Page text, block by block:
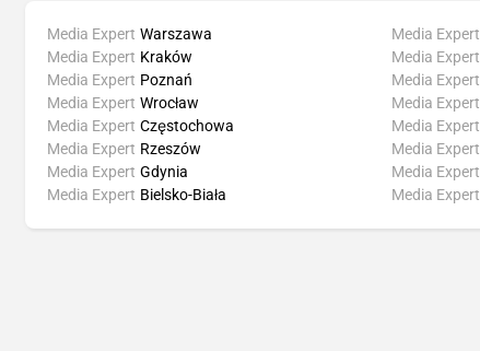
Media Expert Warszawa
Media Expert Kraków
Media Expert Poznań
Media Expert Wrocław
Media Expert
Media Expert
Media Expert
Media Expert
Media Expert Częstochowa
Media Expert Rzeszów
Media Expert Gdynia
Media Expert Bielsko-Biała
Media Expert
Media Expert
Media Expert
Media Expert